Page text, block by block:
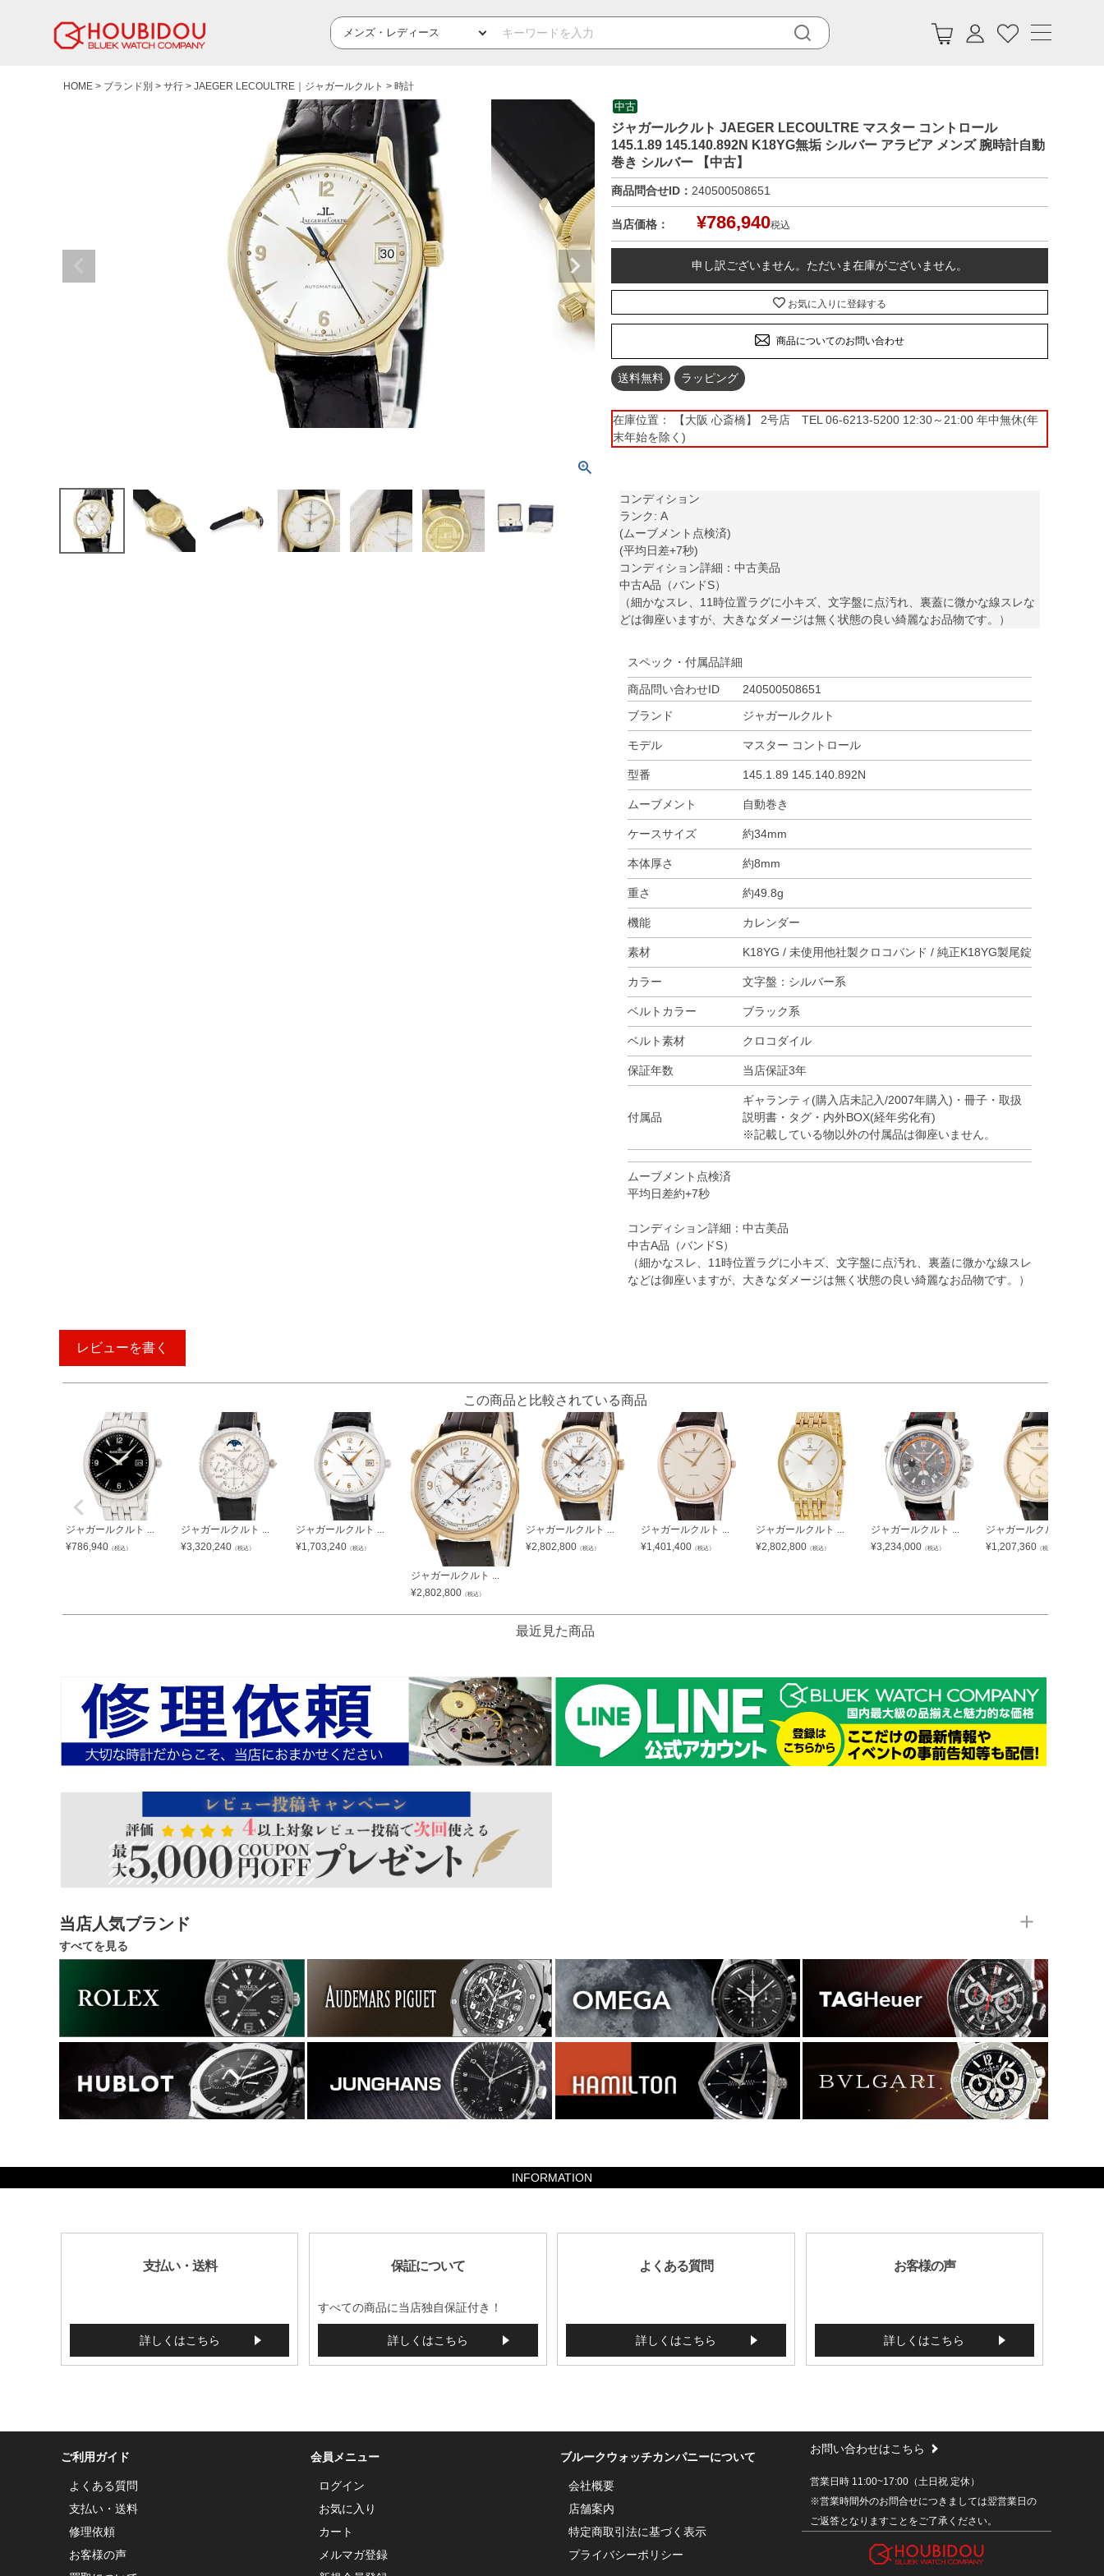
HOME ブランド別 サ行 JAEGER LECOULTRE｜ジャガールクルト 時計
中古
ジャガールクルト JAEGER LECOULTRE マスター コントロール
145.1.89 145.140.892N K18YG無垢 シルバー アラビア メンズ 腕時計自動
巻き シルバー 【中古】
商品問合せID： 240500508651
当店価格： ¥786,940税込
申し訳ございません。ただいま在庫がございません。
お気に入りに登録する
商品についてのお問い合わせ
送料無料 ラッピング
在庫位置： 【大阪 心斎橋】 2号店 TEL 06-6213-5200 12:30～21:00 年中無休(年
末年始を除く)
コンディション
ランク: A
(ムーブメント点検済)
(平均日差+7秒)
コンディション詳細：中古美品
中古A品（バンドS）
（細かなスレ、11時位置ラグに小キズ、文字盤に点汚れ、裏蓋に微かな線スレな
どは御座いますが、大きなダメージは無く状態の良い綺麗なお品物です。）
スペック・付属品詳細
商品問い合わせID
240500508651
ブランド
ジャガールクルト
モデル マスター コントロール
型番 145.1.89 145.140.892N
ムーブメント 自動巻き
ケースサイズ 約34mm
本体厚さ 約8mm
重さ 約49.8g
機能 カレンダー
素材 K18YG / 未使用他社製クロコバンド / 純正K18YG製尾錠
カラー 文字盤：シルバー系
ベルトカラー ブラック系
ベルト素材 クロコダイル
保証年数 当店保証3年
付属品
ギャランティ(購入店未記入/2007年購入)・冊子・取扱
説明書・タグ・内外BOX(経年劣化有)
※記載している物以外の付属品は御座いません。
ムーブメント点検済
平均日差約+7秒
コンディション詳細：中古美品
中古A品（バンドS）
（細かなスレ、11時位置ラグに小キズ、文字盤に点汚れ、裏蓋に微かな線スレ
などは御座いますが、大きなダメージは無く状態の良い綺麗なお品物です。）
レビューを書く
この商品と比較されている商品
ジャガールクルト ...
¥786,940 （税込）
ジャガールクルト ...
¥3,320,240 （税込）
ジャガールクルト ...
¥1,703,240 （税込）
ジャガールクルト ...
¥2,802,800 （税込）
ジャガールクルト ...
¥2,802,800 （税込）
ジャガールクルト ...
¥1,401,400 （税込）
ジャガールクルト ...
¥2,802,800 （税込）
ジャガールクルト ...
¥3,234,000 （税込）
ジャガールクルト ...
¥1,207,360 （税込）
最近見た商品
当店人気ブランド
すべてを見る
INFORMATION
支払い・送料
詳しくはこちら
保証について
すべての商品に当店独自保証付き！
詳しくはこちら
よくある質問
詳しくはこちら
お客様の声
詳しくはこちら
ご利用ガイド
よくある質問
支払い・送料
修理依頼
お客様の声
会員メニュー
ログイン
お気に入り
カート
メルマガ登録
ブルークウォッチカンパニーについて
会社概要
店舗案内
特定商取引法に基づく表示
プライバシーポリシー
お問い合わせはこちら
営業日時 11:00~17:00（土日祝 定休）
※営業時間外のお問合せにつきましては翌営業日の
ご返答となりますことをご了承ください。